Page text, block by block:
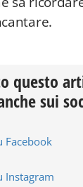
questo
sui
Facebook
Instagram